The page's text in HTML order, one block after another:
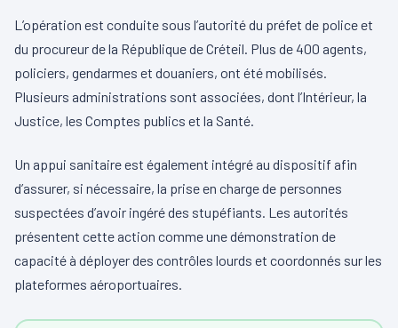
L’opération est conduite sous l’autorité du préfet de police et
du procureur de la République de Créteil. Plus de 400 agents,
policiers, gendarmes et douaniers, ont été mobilisés.
Plusieurs administrations sont associées, dont l’Intérieur, la
Justice, les Comptes publics et la Santé.
Un appui sanitaire est également intégré au dispositif afin
d’assurer, si nécessaire, la prise en charge de personnes
suspectées d’avoir ingéré des stupéfiants. Les autorités
présentent cette action comme une démonstration de
capacité à déployer des contrôles lourds et coordonnés sur les
plateformes aéroportuaires.